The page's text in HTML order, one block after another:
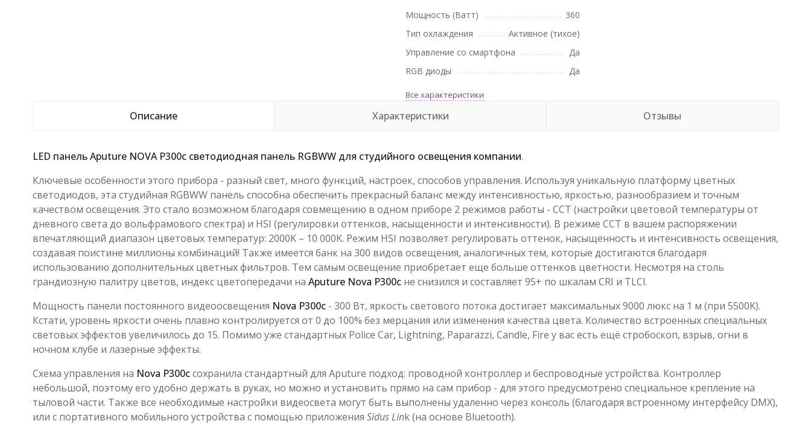
Мощность (Ватт)
360
Тип охлаждения
Активное (тихое)
Управление со смартфона
Да
RGB диоды
Да
Все характеристики
Описание Характеристики Отзывы
LED панель Aputure NOVA P300c светодиодная панель RGBWW для студийного освещения компании.
Ключевые особенности этого прибора - разный свет, много функций, настроек, способов управления. Используя уникальную платформу цветных
светодиодов, эта студийная RGBWW панель способна обеспечить прекрасный баланс между интенсивностью, яркостью, разнообразием и точным
качеством освещения. Это стало возможном благодаря совмещению в одном приборе 2 режимов работы - CCT (настройки цветовой температуры от
дневного света до вольфрамового спектра) и HSI (регулировки оттенков, насыщенности и интенсивности). В режиме CCT в вашем распоряжении
впечатляющий диапазон цветовых температур: 2000K – 10 000K. Режим HSI позволяет регулировать оттенок, насыщенность и интенсивность освещения,
создавая поистине миллионы комбинаций! Также имеется банк на 300 видов освещения, аналогичных тем, которые достигаются благодаря
использованию дополнительных цветных фильтров. Тем самым освещение приобретает еще больше оттенков цветности. Несмотря на столь
грандиозную палитру цветов, индекс цветопередачи на Aputure Nova P300cне снизился и составляет 95+ по шкалам CRI и TLCI.
Мощность панели постоянного видеоосвещения Nova P300c- 300 Вт, яркость светового потока достигает максимальных 9000 люкс на 1 м (при 5500K).
Кстати, уровень яркости очень плавно контролируется от 0 до 100% без мерцания или изменения качества цвета. Количество встроенных специальных
световых эффектов увеличилось до 15. Помимо уже стандартных Police Car, Lightning, Paparazzi, Candle, Fire у вас есть ещё стробоскоп, взрыв, огни в
ночном клубе и лазерные эффекты.
Схема управления на Nova P300cсохранила стандартный для Aputure подход: проводной контроллер и беспроводные устройства. Контроллер
небольшой, поэтому его удобно держать в руках, но можно и установить прямо на сам прибор - для этого предусмотрено специальное крепление на
тыловой части. Также все необходимые настройки видеосвета могут быть выполнены удаленно через консоль (благодаря встроенному интерфейсу DMX),
или с портативного мобильного устройства с помощью приложения Sidus Link (на основе Bluetooth).